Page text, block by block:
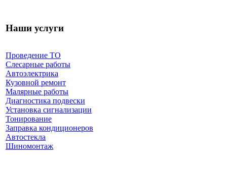
Наши услуги
Проведение ТО
Слесарные работы
Автоэлектрика
Кузовной ремонт
Малярные работы
Диагностика подвески
Установка сигнализации
Тонирование
Заправка кондиционеров
Автостекла
Шиномонтаж